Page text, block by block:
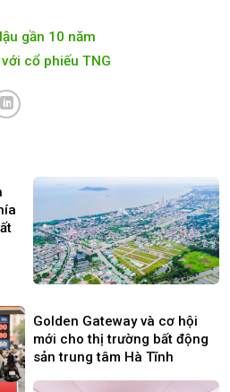
gần 10 năm
cổ phiếu TNG
Golden Gateway và cơ hội
mới cho thị trường bất động
sản trung tâm Hà Tĩnh